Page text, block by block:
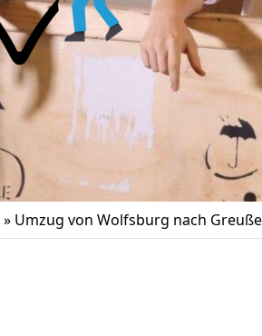
» Umzug von Wolfsburg nach